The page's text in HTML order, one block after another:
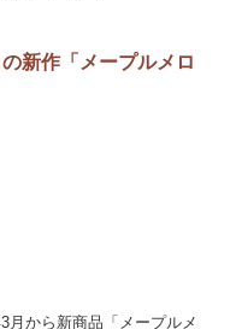
新作「メープルメロ
月から新商品「メープルメ